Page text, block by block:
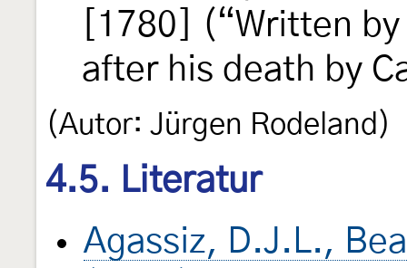
[1780] (“Written
after his death by
(Autor: Jürgen Rodeland)
4.5. Literatur
Agassiz, D.J.L.,